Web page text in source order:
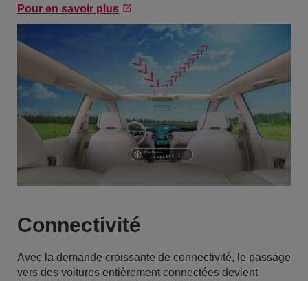
Pour en savoir plus
Connectivité
Avec la demande croissante de connectivité, le passage
vers des voitures entièrement connectées devient